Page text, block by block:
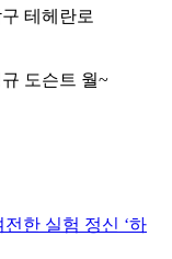
테헤란로
규 도슨트 월~
한 실험 정신 ‘하